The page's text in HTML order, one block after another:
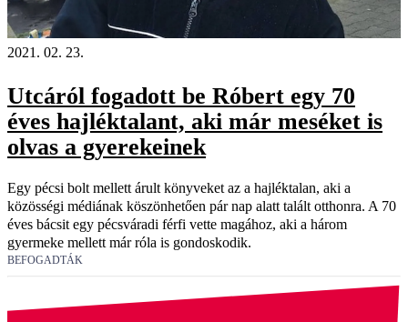
2021. 02. 23.
Utcáról fogadott be Róbert egy 70
éves hajléktalant, aki már meséket is
olvas a gyerekeinek
Egy pécsi bolt mellett árult könyveket az a hajléktalan, aki a
közösségi médiának köszönhetően pár nap alatt talált otthonra. A 70
éves bácsit egy pécsváradi férfi vette magához, aki a három
gyermeke mellett már róla is gondoskodik.
BEFOGADTÁK